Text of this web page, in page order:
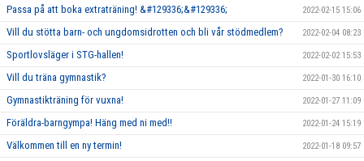
Passa på att boka extraträning! &#129336;&#129336; 2022-02-15 15:06
Vill du stötta barn- och ungdomsidrotten och bli vår stödmedlem? 2022-02-04 08:23
Sportlovsläger i STG-hallen! 2022-02-02 15:53
Vill du träna gymnastik? 2022-01-30 16:10
Gymnastikträning för vuxna! 2022-01-27 11:09
Föräldra-barngympa! Häng med ni med!! 2022-01-24 15:19
Välkommen till en ny termin! 2022-01-18 09:57